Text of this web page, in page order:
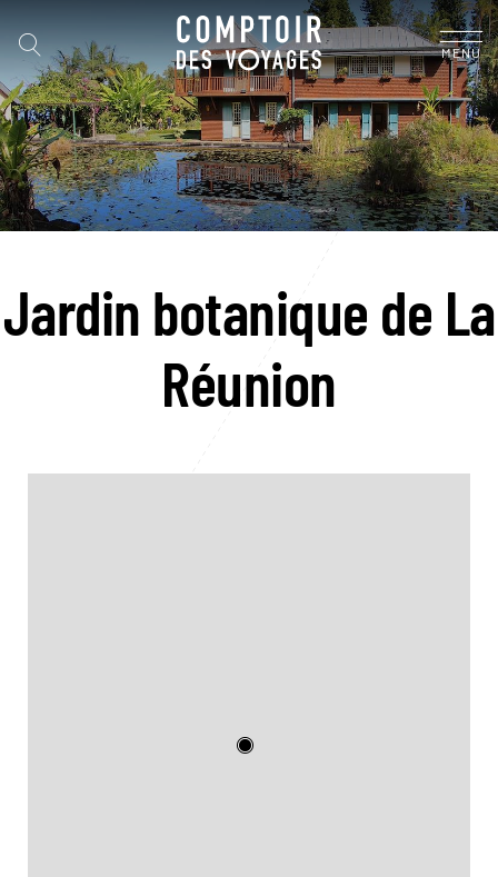
MENU
Jardin botanique de La
Réunion